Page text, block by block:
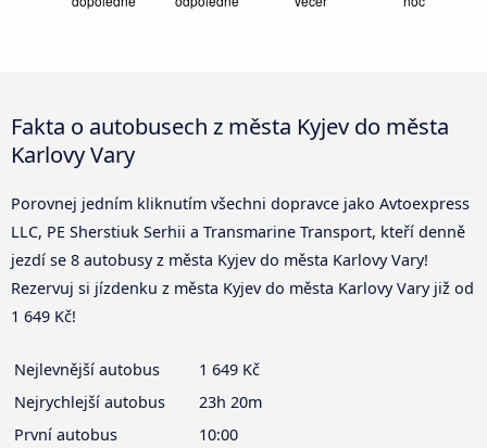
Fakta o autobusech z města Kyjev do města
Karlovy Vary
Porovnej jedním kliknutím všechni dopravce jako Avtoexpress
LLC, PE Sherstiuk Serhii a Transmarine Transport, kteří denně
jezdí se 8 autobusy z města Kyjev do města Karlovy Vary!
Rezervuj si jízdenku z města Kyjev do města Karlovy Vary již od
1 649 Kč!
Nejlevnější autobus
1 649 Kč
Nejrychlejší autobus
23h 20m
První autobus
10:00